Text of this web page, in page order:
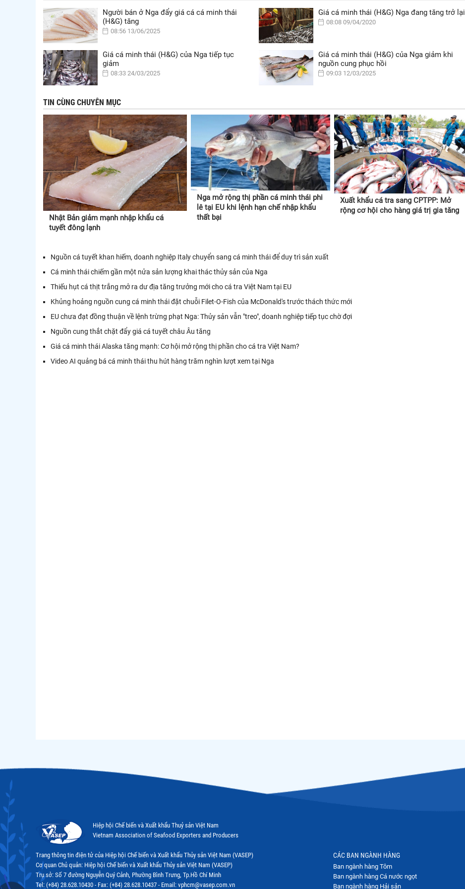
Người bán ở Nga đẩy giá cá cá minh thái
(H&G) tăng
08:56 13/06/2025
Giá cá minh thái (H&G) Nga đang tăng trở lại
08:08 09/04/2020
Giá cá minh thái (H&G) của Nga tiếp tục
giảm
08:33 24/03/2025
Giá cá minh thái (H&G) của Nga giảm khi
nguồn cung phục hồi
09:03 12/03/2025
TIN CÙNG CHUYÊN MỤC
Nhật Bản giảm mạnh nhập khẩu cá
tuyết đông lạnh
Nga mở rộng thị phần cá minh thái phi
lê tại EU khi lệnh hạn chế nhập khẩu
thất bại
Xuất khẩu cá tra sang CPTPP: Mở
rộng cơ hội cho hàng giá trị gia tăng
Nguồn cá tuyết khan hiếm, doanh nghiệp Italy chuyển sang cá minh thái để duy trì sản xuất
Cá minh thái chiếm gần một nửa sản lượng khai thác thủy sản của Nga
Thiếu hụt cá thịt trắng mở ra dư địa tăng trưởng mới cho cá tra Việt Nam tại EU
Khủng hoảng nguồn cung cá minh thái đặt chuỗi Filet-O-Fish của McDonald's trước thách thức mới
EU chưa đạt đồng thuận về lệnh trừng phạt Nga: Thủy sản vẫn "treo", doanh nghiệp tiếp tục chờ đợi
Nguồn cung thắt chặt đẩy giá cá tuyết châu Âu tăng
Giá cá minh thái Alaska tăng mạnh: Cơ hội mở rộng thị phần cho cá tra Việt Nam?
Video AI quảng bá cá minh thái thu hút hàng trăm nghìn lượt xem tại Nga
Hiệp hội Chế biến và Xuất khẩu Thuỷ sản Việt Nam
Vietnam Association of Seafood Exporters and Producers
Trang thông tin điện tử của Hiệp hội Chế biến và Xuất khẩu Thủy sản Việt Nam (VASEP)
Cơ quan Chủ quản: Hiệp hội Chế biến và Xuất khẩu Thủy sản Việt Nam (VASEP)
Trụ sở: Số 7 đường Nguyễn Quý Cảnh, Phường Bình Trưng, Tp.Hồ Chí Minh
Tel: (+84) 28.628.10430 - Fax: (+84) 28.628.10437 - Email: vphcm@vasep.com.vn
CÁC BAN NGÀNH HÀNG
Ban ngành hàng Tôm
Ban ngành hàng Cá nước ngọt
Ban ngành hàng Hải sản